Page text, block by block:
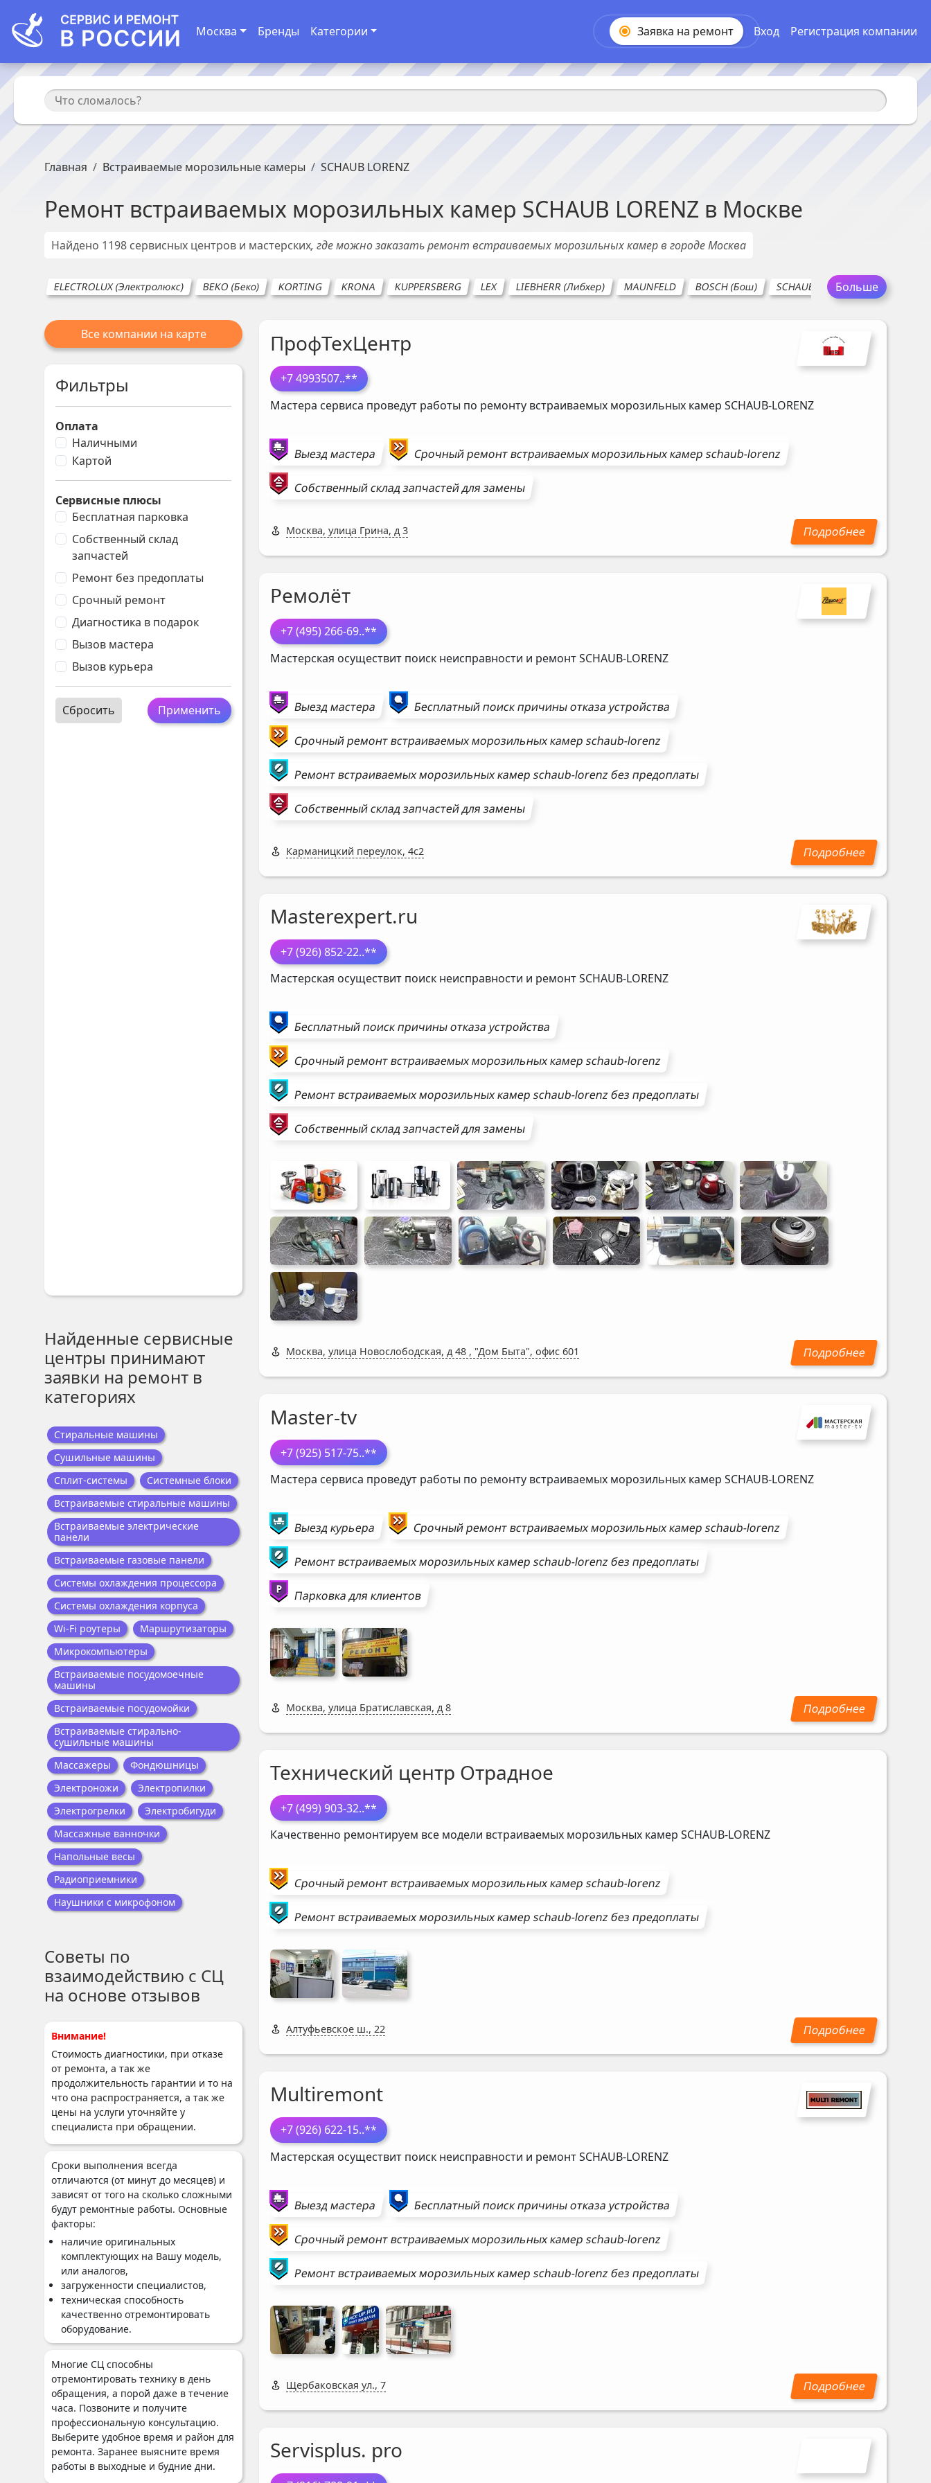
Москва Бренды Категории Заявка на ремонт Вход Регистрация компании
Главная Встраиваемые морозильные камеры SCHAUB LORENZ
Ремонт встраиваемых морозильных камер SCHAUB LORENZ в Москве
Найдено 1198 сервисных центров и мастерских, где можно заказать ремонт встраиваемых морозильных камерв городеМосква
ELECTROLUX (Электролюкс) BEKO (Беко) KORTING KRONA KUPPERSBERG LEX LIEBHERR (Либхер) MAUNFELD BOSCH (Бош) SCHAUB LORENZ SMEG
Больше
Все компании на карте
Фильтры
Оплата
Наличными
Картой
Сервисные плюсы
Бесплатная парковка
Собственный склад
запчастей
Ремонт без предоплаты
Срочный ремонт
Диагностика в подарок
Вызов мастера
Вызов курьера
Применить
Сбросить
Найденные сервисные
центры принимают
заявки на ремонт в
категориях
Стиральные машины
Сушильные машины
Сплит-системы
Системные блоки
Встраиваемые стиральные машины
Встраиваемые электрические
панели
Встраиваемые газовые панели
Системы охлаждения процессора
Системы охлаждения корпуса
Wi-Fi роутеры
Маршрутизаторы
Микрокомпьютеры
Встраиваемые посудомоечные
машины
Встраиваемые посудомойки
Встраиваемые стирально-
сушильные машины
Массажеры
Фондюшницы
Электроножи
Электропилки
Электрогрелки
Электробигуди
Массажные ванночки
Напольные весы
Радиоприемники
Наушники с микрофоном
Советы по
взаимодействию с СЦ
на основе отзывов
Внимание!
Стоимость диагностики, при отказе
от ремонта, а так же
продолжительность гарантии и то на
что она распространяется, а так же
цены на услуги уточняйте у
специалиста при обращении.
Сроки выполнения всегда
отличаются (от минут до месяцев) и
зависят от того на сколько сложными
будут ремонтные работы. Основные
факторы:
наличие оригинальных
комплектующих на Вашу модель,
или аналогов,
загруженности специалистов,
техническая способность
качественно отремонтировать
оборудование.
Многие СЦ способны
отремонтировать технику в день
обращения, а порой даже в течение
часа. Позвоните и получите
профессиональную консультацию.
Выберите удобное время и район для
ремонта. Заранее выясните время
работы в выходные и будние дни.
ПрофТехЦентр
+7 4993507..**
Мастера сервиса проведут работы по ремонту встраиваемых морозильных камер SCHAUB-LORENZ
Выезд мастера Срочный ремонтвстраиваемых морозильных камер schaub-lorenz
Собственный склад запчастей для замены
Москва, улица Грина, д 3
Ремолёт
+7 (495) 266-69..**
Мастерская осуществит поиск неисправности и ремонтSCHAUB-LORENZ
Выезд мастера Бесплатный поиск причины отказа устройства
Срочный ремонтвстраиваемых морозильных камер schaub-lorenz
Ремонтвстраиваемых морозильных камер schaub-lorenzбез предоплаты
Собственный склад запчастей для замены
Карманицкий переулок, 4с2
Masterexpert.ru
+7 (926) 852-22..**
Мастерская осуществит поиск неисправности и ремонтSCHAUB-LORENZ
Бесплатный поиск причины отказа устройства
Срочный ремонтвстраиваемых морозильных камер schaub-lorenz
Ремонтвстраиваемых морозильных камер schaub-lorenzбез предоплаты
Собственный склад запчастей для замены
Москва, улица Новослободская, д 48 , "Дом Быта", офис 601
Master-tv
+7 (925) 517-75..**
Мастера сервиса проведут работы по ремонту встраиваемых морозильных камер SCHAUB-LORENZ
Выезд курьера Срочный ремонтвстраиваемых морозильных камер schaub-lorenz
Ремонтвстраиваемых морозильных камер schaub-lorenzбез предоплаты
Парковка для клиентов
Москва, улица Братиславская, д 8
Технический центр Отрадное
+7 (499) 903-32..**
Качественно ремонтируем все модели встраиваемых морозильных камер SCHAUB-LORENZ
Срочный ремонтвстраиваемых морозильных камер schaub-lorenz
Ремонтвстраиваемых морозильных камер schaub-lorenzбез предоплаты
Алтуфьевское ш., 22
Multiremont
+7 (926) 622-15..**
Мастерская осуществит поиск неисправности и ремонтSCHAUB-LORENZ
Выезд мастера Бесплатный поиск причины отказа устройства
Срочный ремонтвстраиваемых морозильных камер schaub-lorenz
Ремонтвстраиваемых морозильных камер schaub-lorenzбез предоплаты
Щербаковская ул., 7
Servisplus. pro